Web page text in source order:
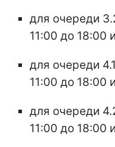
для очереди
11:00 до 18:00
для очереди
11:00 до 18:00
для очереди
11:00 до 18:00